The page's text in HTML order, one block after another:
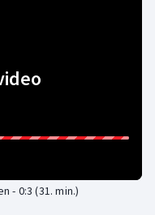
- 0:3 (31. min.)